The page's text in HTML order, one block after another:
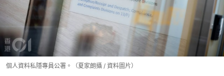
個人資料私隱專員公署。（夏家朗攝 / 資料圖片）